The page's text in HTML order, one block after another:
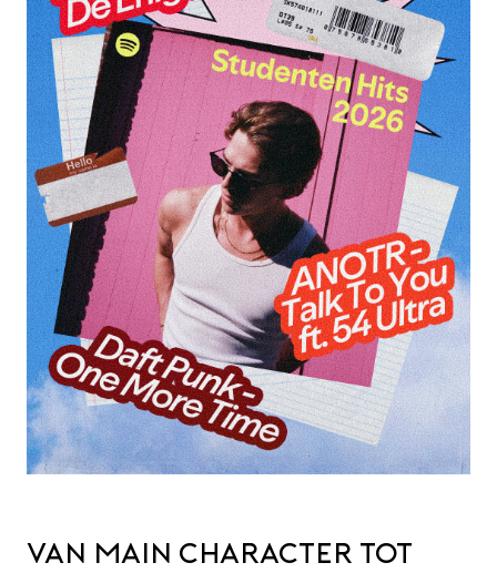
Van Main Character tot